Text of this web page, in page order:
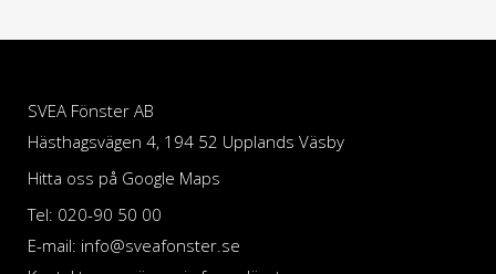
SVEA Fönster AB
Hästhagsvägen 4, 194 52 Upplands Väsby
Hitta oss på Google Maps
Tel: 020-90 50 00
E-mail: info@sveafonster.se